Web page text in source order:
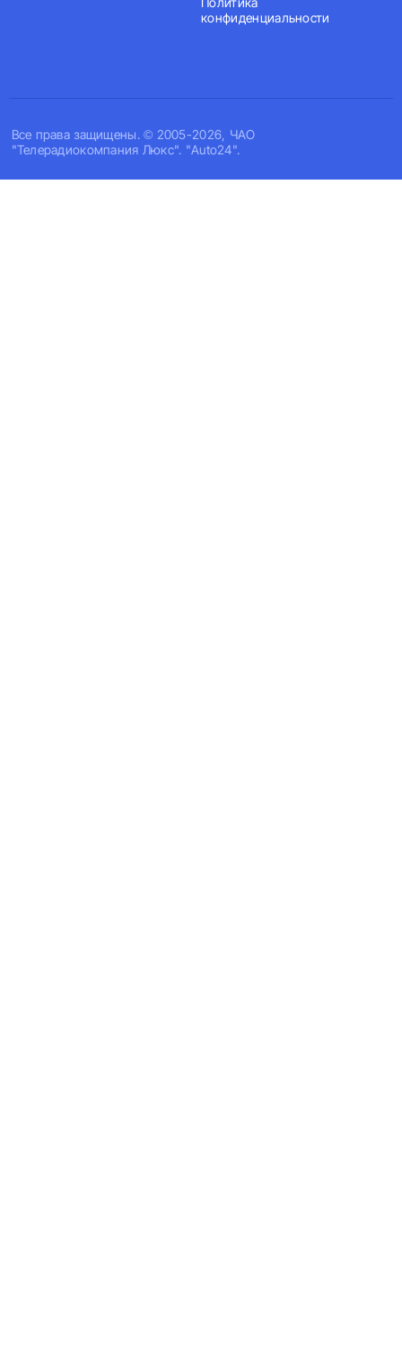
Все права защищены. © 2005-2026, ЧАО
"Телерадиокомпания Люкс". "Auto24".
конфиденциальности